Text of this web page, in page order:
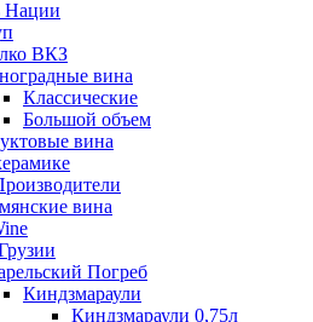
Нации
ВКЗ
вина
Классические
Большой объем
вина
вина
Погреб
Киндзмараули
Киндзмараули 0,75л